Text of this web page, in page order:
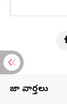
తాజా వార్తలు